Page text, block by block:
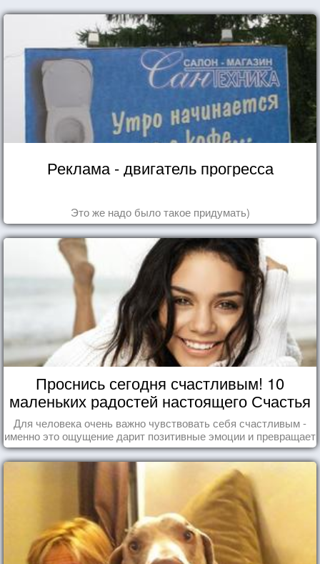
Реклама - двигатель прогресса
Это же надо было такое придумать)
Проснись сегодня счастливым! 10
маленьких радостей настоящего Счастья
Для человека очень важно чувствовать себя счастливым -
именно это ощущение дарит позитивные эмоции и превращает
каждый день в маленький праздник.